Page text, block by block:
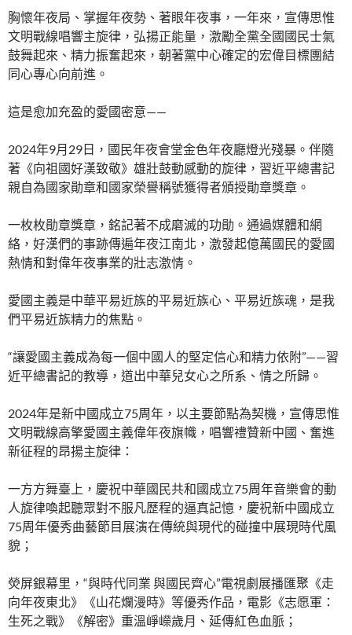
胸懷年夜局、掌握年夜勢、著眼年夜事，一年來，宣傳思惟
文明戰線唱響主旋律，弘揚正能量，激勵全黨全國國民士氣
鼓舞起來、精力振奮起來，朝著黨中心確定的宏偉目標團結
同心專心向前進。
這是愈加充盈的愛國密意——
2024年9月29日，國民年夜會堂金色年夜廳燈光殘暴。伴隨
著《向祖國好漢致敬》雄壯鼓動感動的旋律，習近平總書記
親自為國家勛章和國家榮譽稱號獲得者頒授勛章獎章。
一枚枚勛章獎章，銘記著不成磨滅的功勛。通過媒體和網
絡，好漢們的事跡傳遍年夜江南北，激發起億萬國民的愛國
熱情和對偉年夜事業的壯志激情。
愛國主義是中華平易近族的平易近族心、平易近族魂，是我
們平易近族精力的焦點。
“讓愛國主義成為每一個中國人的堅定信心和精力依附”——習
近平總書記的教導，道出中華兒女心之所系、情之所歸。
2024年是新中國成立75周年，以主要節點為契機，宣傳思惟
文明戰線高擎愛國主義偉年夜旗幟，唱響禮贊新中國、奮進
新征程的昂揚主旋律：
一方方舞臺上，慶祝中華國民共和國成立75周年音樂會的動
人旋律喚起聽眾對不服凡歷程的逼真記憶，慶祝新中國成立
75周年優秀曲藝節目展演在傳統與現代的碰撞中展現時代風
貌；
熒屏銀幕里，“與時代同業 與國民齊心”電視劇展播匯聚《走
向年夜東北》《山花爛漫時》等優秀作品，電影《志愿軍：
生死之戰》《解密》重溫崢嶸歲月、延傳紅色血脈；